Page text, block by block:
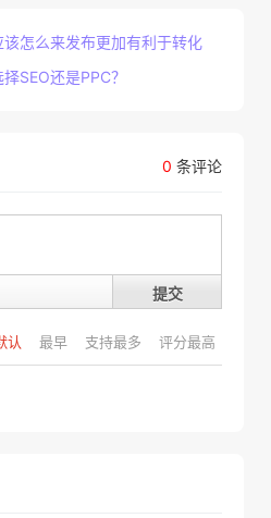
怎么来发布更加有利于转化
SEO还是PPC？
0 条评论
提交
认 最早 支持最多 评分最高